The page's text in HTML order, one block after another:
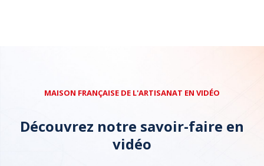
MAISON FRANÇAISE DE L'ARTISANAT EN VIDÉO
Découvrez notre savoir-faire en
vidéo